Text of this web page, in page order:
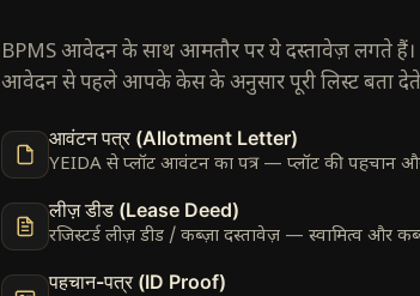
BPMS आवेदन के साथ आमतौर पर ये दस्तावेज़ लगते
आवेदन से पहले आपके केस के अनुसार पूरी लिस्ट बता देते
आवंटन पत्र (Allotment Letter)
YEIDA से प्लॉट आवंटन का पत्र — प्लॉट की पहचान
लीज़ डीड (Lease Deed)
रजिस्टर्ड लीज़ डीड / कब्ज़ा दस्तावेज़ — स्वामित्व और
पहचान-पत्र (ID Proof)